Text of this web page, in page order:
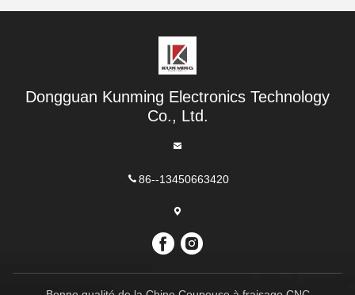
Dongguan Kunming Electronics Technology
Co., Ltd.
86--13450663420